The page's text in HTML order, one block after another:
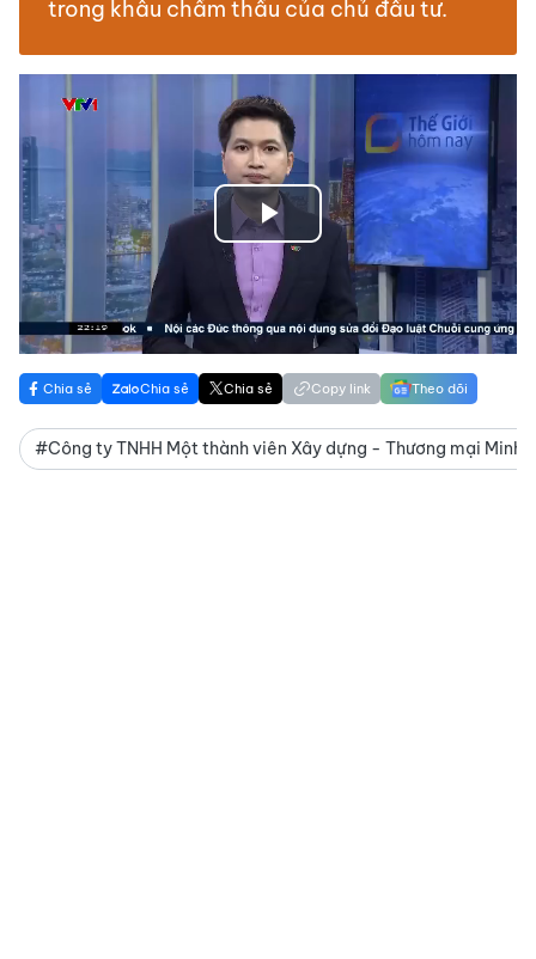
trong khâu chấm thầu của chủ đầu tư.
Play
Video
Chia sẻ Chia sẻ Chia sẻ Copy link Theo dõi
#Công ty TNHH Một thành viên Xây dựng - Thương mại Minh